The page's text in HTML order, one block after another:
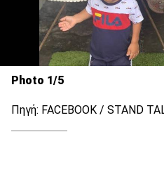
Photo 1/5
Πηγή: FACEBOOK / STAND